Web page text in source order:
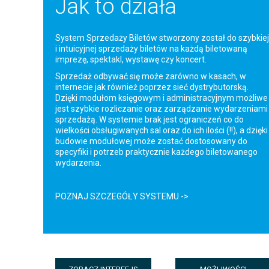
Jak to działa
System Sprzedaży Biletów stworzony został do szybkiej
i intuicyjnej sprzedaży biletów na każdą biletowaną
imprezę, spektakl, wystawę czy koncert.
Sprzedaż odbywać się może zarówno w kasach, w
internecie jak również poprzez sieć dystrybutorską.
Dzięki modułom księgowym i administracyjnym możliwe
jest szybkie rozliczanie oraz zarządzanie wydarzeniami
sprzedażą. W systemie brak jest ograniczeń co do
wielkości obsługiwanych sal oraz do ich ilości (!!), a dzięki
budowie modułowej może zostać dostosowany do
specyfiki i potrzeb praktycznie każdego biletowanego
wydarzenia.
POZNAJ SZCZEGÓŁY SYSTEMU ->